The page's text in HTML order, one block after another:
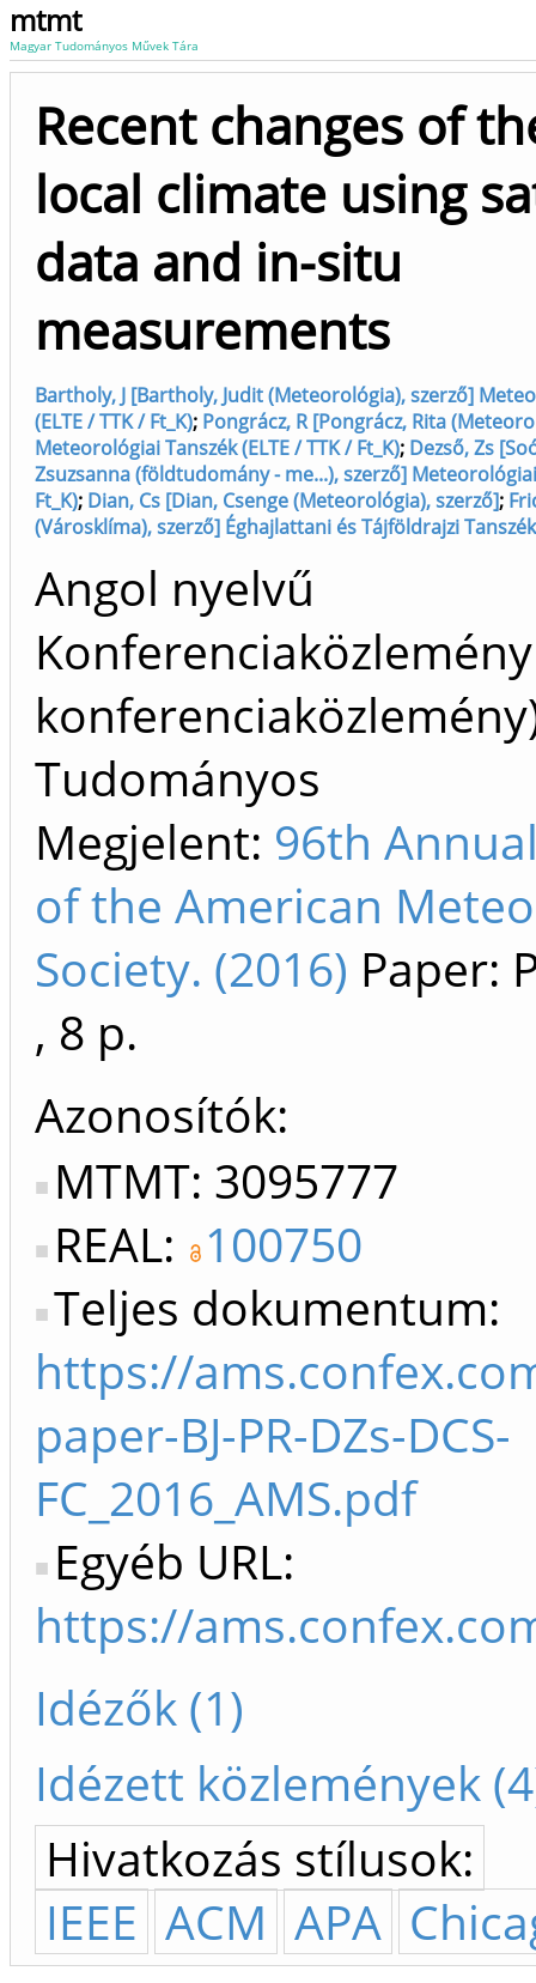
mtmt
Magyar Tudományos Művek Tára
Recent changes of
local climate using
data and in-situ
measurements
Bartholy, J [Bartholy, Judit (Meteorológia), szerző]
(ELTE / TTK / Ft_K); Pongrácz, R [Pongrácz, Rita
Meteorológiai Tanszék (ELTE / TTK / Ft_K); Dezső, Zs
Zsuzsanna (földtudomány - me...), szerző] Meteorológiai
Ft_K); Dian, Cs [Dian, Csenge (Meteorológia), szerző];
(Városklíma), szerző] Éghajlattani és Tájföldrajzi Tanszék
Angol nyelvű
Tudományos
Megjelent: 96th
of the American
Society. (2016) Paper:
, 8 p.
Azonosítók
MTMT: 3095777
REAL: 100750
Teljes dokumentum:
https://
paper-BJ-PR-DZs-DCS-
FC_2016_AMS.pdf
Egyéb URL:
https://
Idézők (1)
Idézett közlemények
Hivatkozás stílusok:
IEEE ACM APA